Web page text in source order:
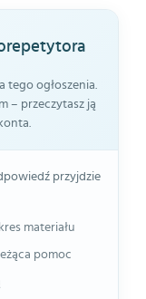
tego ogłoszenia.
– przeczytasz ją
przyjdzie
materiału
pomoc